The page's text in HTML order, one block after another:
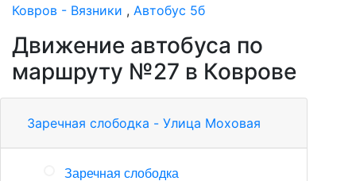
Ковров - Вязники , Автобус 5б
Движение автобуса по
маршруту №27 в Коврове
Заречная слободка - Улица Моховая
Заречная слободка